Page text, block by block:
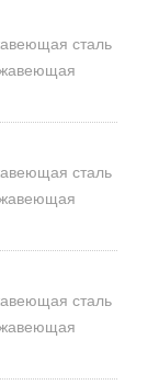
сталь
сталь
сталь